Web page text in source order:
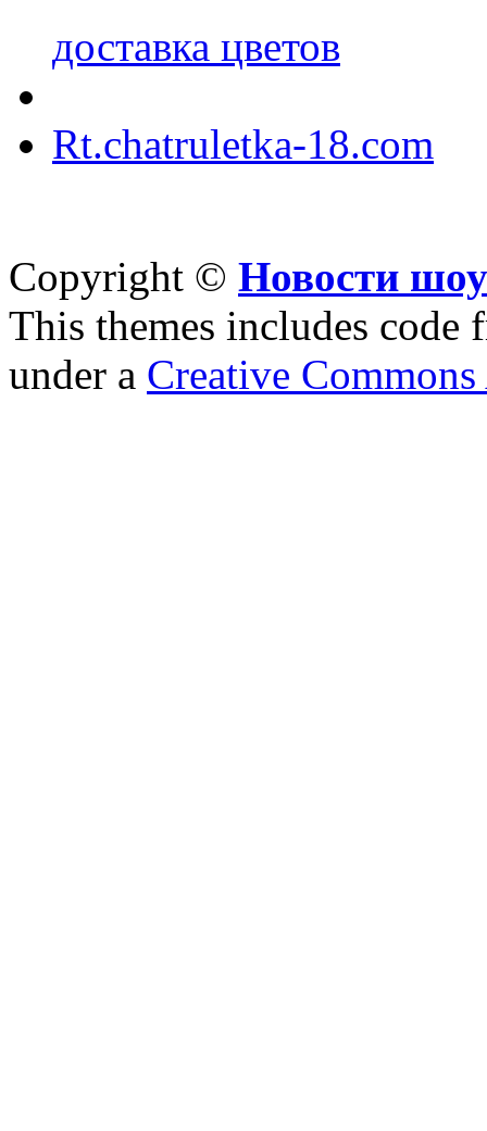
доставка цветов
Rt.chatruletka-18.com
Copyright © Новости
This themes includes code
under a Creative